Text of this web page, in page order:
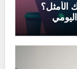
الأمثل؟